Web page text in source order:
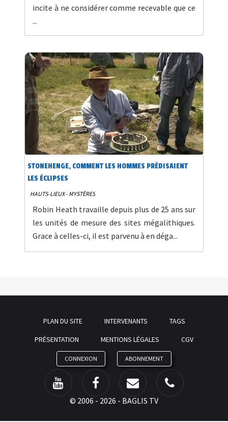
incite à ne considérer comme recevable que ce
...
STONEHENGE, COMMENT LES HOMMES PRÉDISAIENT
LES ÉCLIPSES
HAUTS-LIEUX - MYSTÈRES
Robin Heath travaille depuis plus de 25 ans sur
les unités de mesure des sites mégalithiques.
Grace à celles-ci, il est parvenu à en déga...
PLAN DU SITE INTERVENANTS
TAGS
PRÉSENTATION
MENTIONS LÉGALES CGV
CONNEXION ABONNEMENT
© 2006 - 2026 - BAGLIS TV